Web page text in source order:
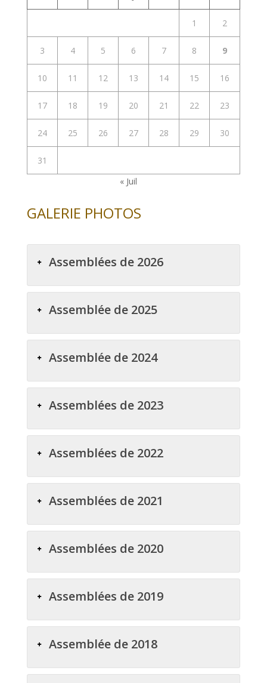
1 2
3 4 5 6 7 8 9
10 11 12 13 14 15 16
17 18 19 20 21 22 23
24 25 26 27 28 29 30
31
« Juil
GALERIE PHOTOS
Assemblées de 2026
Assemblée de 2025
Assemblée de 2024
Assemblées de 2023
Assemblées de 2022
Assemblées de 2021
Assemblées de 2020
Assemblées de 2019
Assemblée de 2018